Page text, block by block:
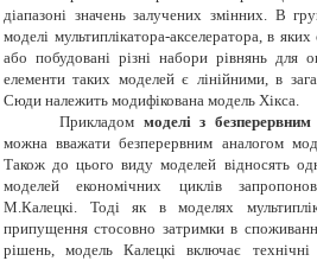
діапазоні значень залучених змінних. В
моделі мультиплікатора-акселератора, в
або побудовані різні набори рівнянь для
елементи таких моделей є лінійними, в
Сюди належить модифікована модель Хікса.
Прикладом моделі з
можна вважати безперервним аналогом
Також до цього виду моделей відносять
моделей економічних циклів
М.Калецкі. Тоді як в моделях
припущення стосовно затримки в
рішень, модель Калецкі включає